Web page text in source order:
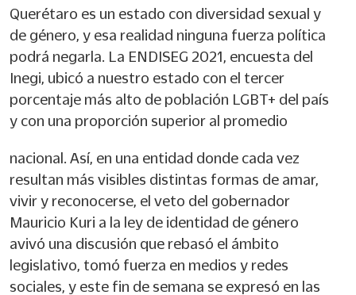
Querétaro es un estado con diversidad sexual y
de género, y esa realidad ninguna fuerza política
podrá negarla. La ENDISEG 2021, encuesta del
Inegi, ubicó a nuestro estado con el tercer
porcentaje más alto de población LGBT+ del país
y con una proporción superior al promedio
nacional. Así, en una entidad donde cada vez
resultan más visibles distintas formas de amar,
vivir y reconocerse, el veto del gobernador
Mauricio Kuri a la ley de identidad de género
avivó una discusión que rebasó el ámbito
legislativo, tomó fuerza en medios y redes
sociales, y este fin de semana se expresó en las